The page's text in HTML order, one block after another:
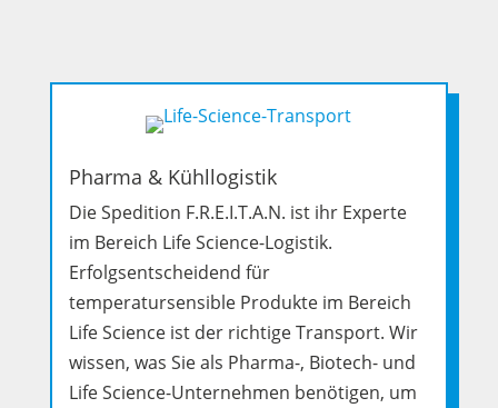
Pharma & Kühllogistik
Die Spedition F.R.E.I.T.A.N. ist ihr Experte
im Bereich Life Science-Logistik.
Erfolgsentscheidend für
temperatursensible Produkte im Bereich
Life Science ist der richtige Transport. Wir
wissen, was Sie als Pharma-, Biotech- und
Life Science-Unternehmen benötigen, um